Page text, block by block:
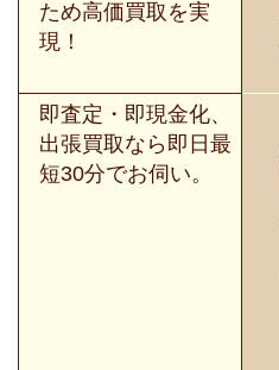
ため高価買取を実
現！
即査定・即現金化、
出張買取なら即日最
短30分でお伺い。